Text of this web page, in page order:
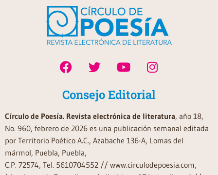
Consejo Editorial
Círculo de Poesía. Revista electrónica de literatura, año 18,
No. 960, febrero de 2026 es una publicación semanal editada
por Territorio Poético A.C., Azabache 136-A, Lomas del
mármol, Puebla, Puebla,
C.P. 72574, Tel. 5610704552 // www.circulodepoesia.com,